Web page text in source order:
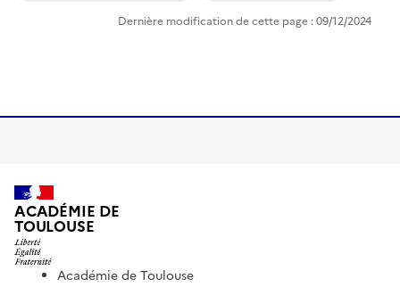
Dernière modification de cette page : 09/12/2024
ACADÉMIE DE
TOULOUSE
Académie de Toulouse